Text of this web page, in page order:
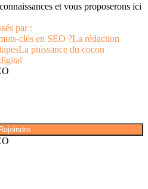
et vous proposerons ici
par :
clés en SEO ?La rédaction
La puissance du cocon
Rejoindre